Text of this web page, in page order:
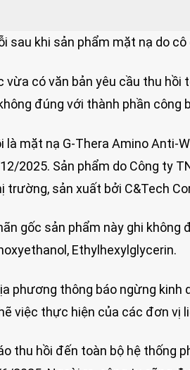
sau khi sản phẩm mặt nạ do
vừa có văn bản yêu cầu thu
đúng với thành phần công
là mặt nạ G-Thera Amino Anti-
2025. Sản phẩm do Công ty
sản xuất bởi C&Tech
gốc sản phẩm này ghi
Ethylhexylglycerin.
phương thông báo ngừng kinh
việc thực hiện của các đơn vị
thu hồi đến toàn bộ hệ thống